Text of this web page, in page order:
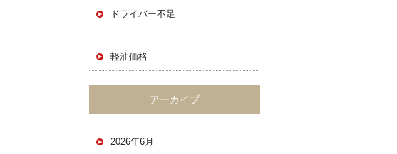
ドライバー不足
軽油価格
アーカイブ
2026年6月